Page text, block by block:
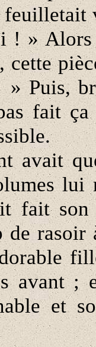
! »
cette
Puis,
fait
lui
fait son
de rasoir
avant ;
et